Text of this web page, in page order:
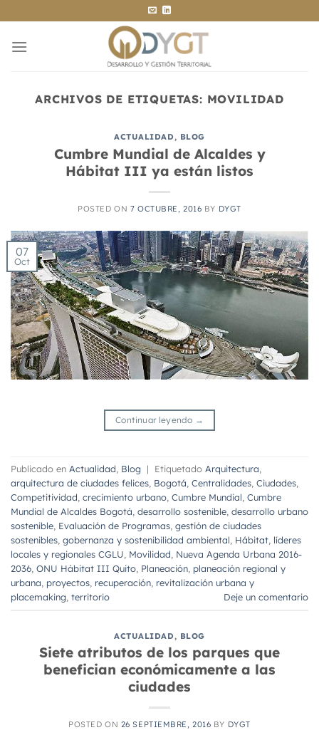
al
contenido
ARCHIVOS DE ETIQUETAS: MOVILIDAD
ACTUALIDAD, BLOG
Cumbre Mundial de Alcaldes y
Hábitat III ya están listos
POSTED ON 7 OCTUBRE, 2016 BY DYGT
07
Oct
Continuar leyendo →
Publicado en Actualidad Blog | Etiquetado Arquitectura
arquitectura de ciudades felices Bogotá Centralidades Ciudades
Competitividad crecimiento urbano Cumbre Mundial Cumbre
Mundial de Alcaldes Bogotá desarrollo sostenible desarrollo urbano
sostenible Evaluación de Programas gestión de ciudades
sostenibles gobernanza y sostenibilidad ambiental Hábitat líderes
locales y regionales CGLU Movilidad Nueva Agenda Urbana 2016-
2036 ONU Hábitat III Quito Planeación planeación regional y
urbana proyectos recuperación revitalización urbana y
placemaking territorio Deje un comentario
ACTUALIDAD , BLOG
Siete atributos de los parques que
benefician económicamente a las
ciudades
POSTED ON 26 SEPTIEMBRE, 2016 BY DYGT